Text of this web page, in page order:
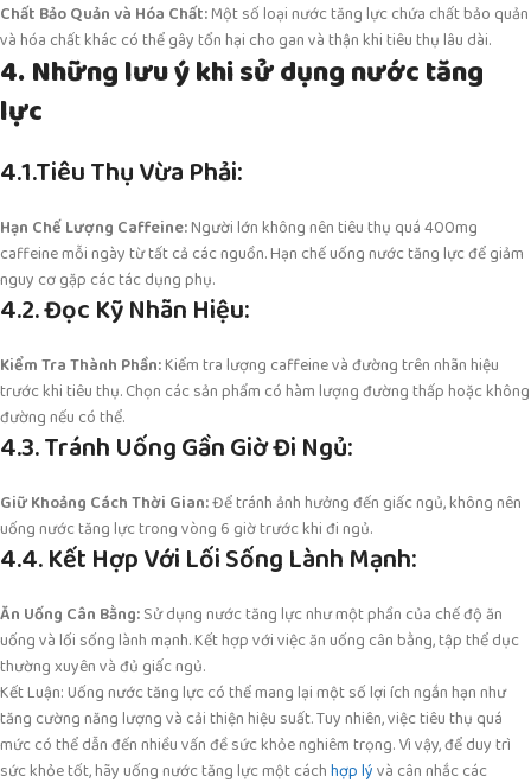
Chất Bảo Quản và Hóa Chất:Một số loại nước tăng lực chứa chất bảo quản
và hóa chất khác có thể gây tổn hại cho gan và thận khi tiêu thụ lâu dài.
4. Những lưu ý khi sử dụng nước tăng
lực
4.1.Tiêu Thụ Vừa Phải:
Hạn Chế Lượng Caffeine:Người lớn không nên tiêu thụ quá 400mg
caffeine mỗi ngày từ tất cả các nguồn. Hạn chế uống nước tăng lực để giảm
nguy cơ gặp các tác dụng phụ.
4.2. Đọc Kỹ Nhãn Hiệu:
Kiểm Tra Thành Phần:Kiểm tra lượng caffeine và đường trên nhãn hiệu
trước khi tiêu thụ. Chọn các sản phẩm có hàm lượng đường thấp hoặc không
đường nếu có thể.
4.3. Tránh Uống Gần Giờ Đi Ngủ:
Giữ Khoảng Cách Thời Gian:Để tránh ảnh hưởng đến giấc ngủ, không nên
uống nước tăng lực trong vòng 6 giờ trước khi đi ngủ.
4.4. Kết Hợp Với Lối Sống Lành Mạnh:
Ăn Uống Cân Bằng:Sử dụng nước tăng lực như một phần của chế độ ăn
uống và lối sống lành mạnh. Kết hợp với việc ăn uống cân bằng, tập thể dục
thường xuyên và đủ giấc ngủ.
Kết Luận: Uống nước tăng lực có thể mang lại một số lợi ích ngắn hạn như
tăng cường năng lượng và cải thiện hiệu suất. Tuy nhiên, việc tiêu thụ quá
mức có thể dẫn đến nhiều vấn đề sức khỏe nghiêm trọng. Vì vậy, để duy trì
sức khỏe tốt, hãy uống nước tăng lực một cáchhợp lývà cân nhắc các